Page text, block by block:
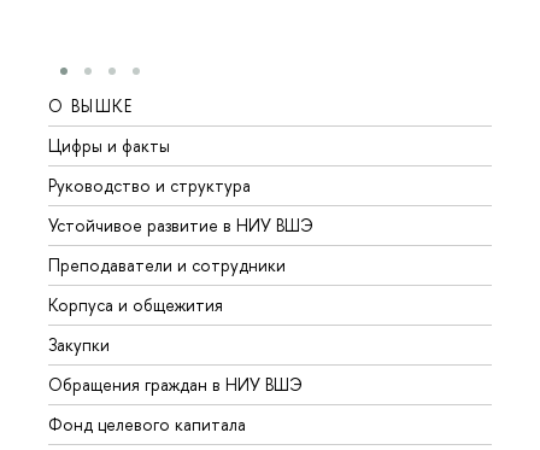
О ВЫШКЕ
Цифры и факты
Руководство и структура
Устойчивое развитие в НИУ ВШЭ
Преподаватели и сотрудники
Корпуса и общежития
Закупки
Обращения граждан в НИУ ВШЭ
Фонд целевого капитала